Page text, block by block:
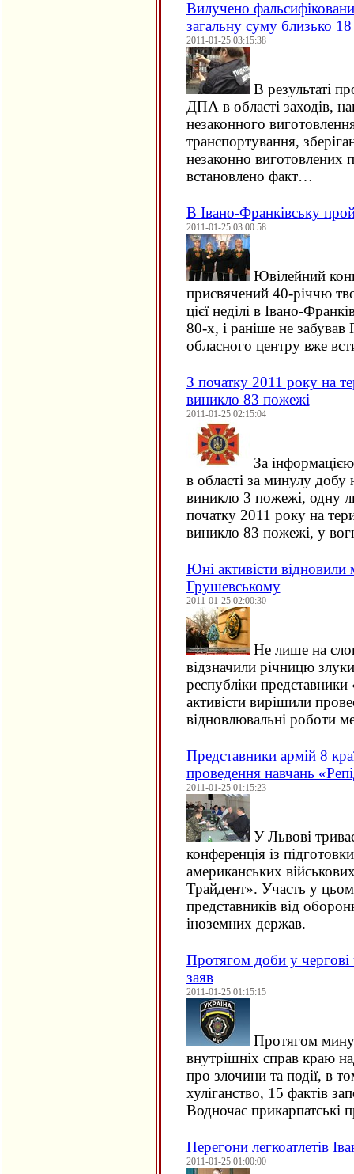
Вилучено
загальну суму близько
2011-01-25 03:15:38
В результаті
ДПА в області заходів,
незаконного
транспортування,
незаконно виготовлених
встановлено факт…
В Івано-Франківську
2011-01-25 03:00:58
Ювілейний
присвячений 40-річчю
цієї неділі в Івано-
80-х, і раніше не
обласного центру вже
З початку 2011 року на
виникло 83 пожежі
2011-01-25 02:15:04
За
в області за минулу добу
виникло 3 пожежі, одну
початку 2011 року на
виникло 83 пожежі, у
Юні активісти
Грушевському
2011-01-25 02:00:30
Не лише на
відзначили річницю
республіки
активісти вирішили
відновлювальні роботи
Представники армій 8
проведення навчань
2011-01-25 01:15:23
У Львові
конференція із
американських
Трайдент». Участь у
представників від
іноземних держав.
Протягом доби у чергові
заяв
2011-01-25 01:15:15
Протягом
внутрішніх справ краю
про злочини та події, в
хуліганство, 15 фактів
Водночас прикарпатські
Перегони легкоатлетів
2011-01-25 01:00:00